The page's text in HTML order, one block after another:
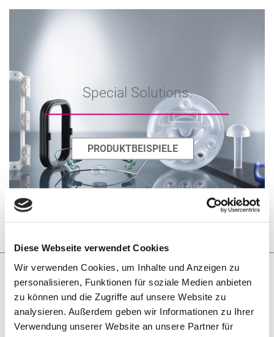
Diese Webseite verwendet Cookies
Wir verwenden Cookies, um Inhalte und Anzeigen zu
personalisieren, Funktionen für soziale Medien anbieten
zu können und die Zugriffe auf unsere Website zu
analysieren. Außerdem geben wir Informationen zu Ihrer
Verwendung unserer Website an unsere Partner für
Special Solutions.
PRODUKTBEISPIELE
Ihr Spezialist für hochprofessionelle
Silikon-Lösungen.